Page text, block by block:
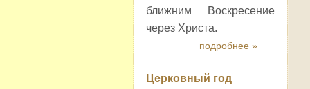
ближним Воскресение
через Христа.
подробнее »
Церковный год